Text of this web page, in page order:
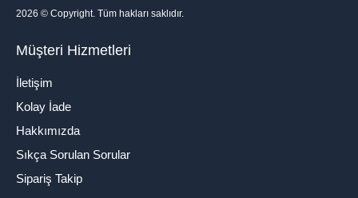
2026 © Copyright. Tüm hakları saklıdır.
Müşteri Hizmetleri
İletişim
Kolay İade
Hakkımızda
Sıkça Sorulan Sorular
Sipariş Takip